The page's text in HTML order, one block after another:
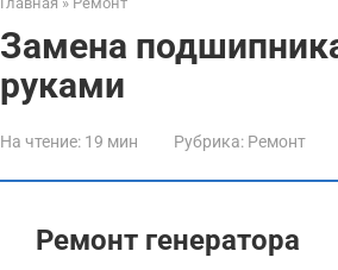
Замена
руками
На чтение: 19 мин Рубрика: Ремонт
Ремонт генератора